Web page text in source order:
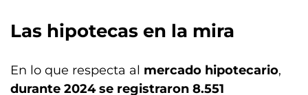
Las hipotecas en la mira
En lo que respecta al mercado hipotecario,
durante 2024 se registraron 8.551